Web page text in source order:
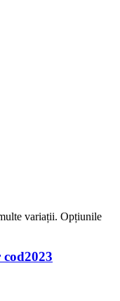
variații. Opțiunile